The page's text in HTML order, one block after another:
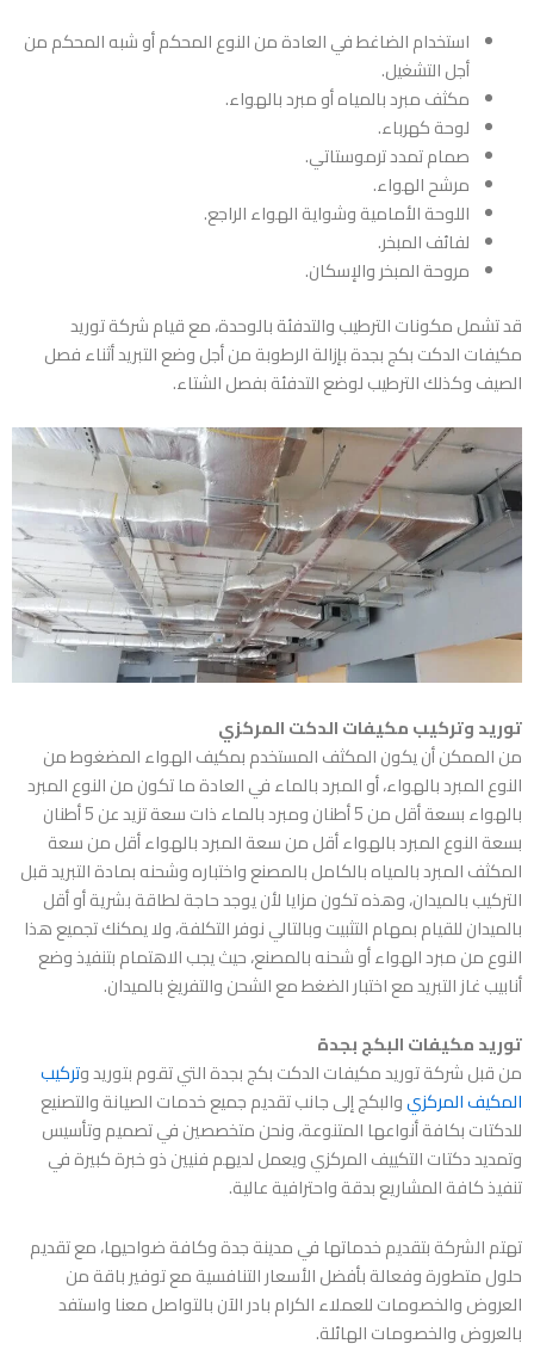
استخدام الضاغط في العادة من النوع المحكم أو شبه المحكم من
أجل التشغيل.
مكثف مبرد بالمياه أو مبرد بالهواء.
لوحة كهرباء.
صمام تمدد ترموستاتي.
مرشح الهواء.
اللوحة الأمامية وشواية الهواء الراجع.
لفائف المبخر.
مروحة المبخر والإسكان.
قد تشمل مكونات الترطيب والتدفئة بالوحدة، مع قيامشركة توريد
مكيفات الدكت بكج بجدةبإزالة الرطوبة من أجل وضع التبريد أثناء فصل
الصيف وكذلك الترطيب لوضع التدفئة بفصل الشتاء.
توريد وتركيب مكيفات الدكت المركزي
من الممكن أن يكون المكثف المستخدم بمكيف الهواء المضغوط من
النوع المبرد بالهواء، أو المبرد بالماء في العادة ما تكون من النوع المبرد
بالهواء بسعة أقل من 5 أطنان ومبرد بالماء ذات سعة تزيد عن 5 أطنان
بسعة النوع المبرد بالهواء أقل من سعة المبرد بالهواء أقل من سعة
المكثف المبرد بالمياه بالكامل بالمصنع واختباره وشحنه بمادة التبريد قبل
التركيب بالميدان، وهذه تكون مزايا لأن يوجد حاجة لطاقة بشرية أو أقل
بالميدان للقيام بمهام التثبيت وبالتالي نوفر التكلفة، ولا يمكنك تجميع هذا
النوع من مبرد الهواء أو شحنه بالمصنع، حيث يجب الاهتمام بتنفيذ وضع
أنابيب غاز التبريد مع اختبار الضغط مع الشحن والتفريغ بالميدان.
توريد مكيفات البكج بجدة
من قبلشركة توريد مكيفات الدكت بكج بجدةالتي تقوم بتوريد وتركيب
المكيف المركزيوالبكج إلى جانب تقديم جميع خدمات الصيانة والتصنيع
للدكتات بكافة أنواعها المتنوعة، ونحن متخصصين في تصميم وتأسيس
وتمديد دكتات التكييف المركزي ويعمل لديهم فنيين ذو خبرة كبيرة في
تنفيذ كافة المشاريع بدقة واحترافية عالية.
تهتم الشركة بتقديم خدماتها في مدينة جدة وكافة ضواحيها، مع تقديم
حلول متطورة وفعالة بأفضل الأسعار التنافسية مع توفير باقة من
العروض والخصومات للعملاء الكرام بادر الآن بالتواصل معنا واستفد
بالعروض والخصومات الهائلة.